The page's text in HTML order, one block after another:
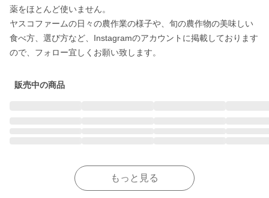
薬をほとんど使いません。
ヤスコファームの日々の農作業の様子や、旬の農作物の美味しい
食べ方、選び方など、Instagramのアカウントに掲載しております
ので、フォロー宜しくお願い致します。
販売中の商品
もっと見る